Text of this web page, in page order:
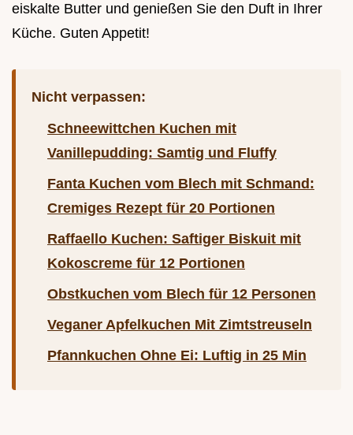
eiskalte Butter und genießen Sie den Duft in Ihrer
Küche. Guten Appetit!
Nicht verpassen:
Schneewittchen Kuchen mit
Vanillepudding: Samtig und Fluffy
Fanta Kuchen vom Blech mit Schmand:
Cremiges Rezept für 20 Portionen
Raffaello Kuchen: Saftiger Biskuit mit
Kokoscreme für 12 Portionen
Obstkuchen vom Blech für 12 Personen
Veganer Apfelkuchen Mit Zimtstreuseln
Pfannkuchen Ohne Ei: Luftig in 25 Min